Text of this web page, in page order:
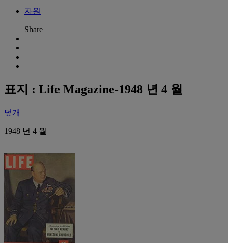
자원
Share
표지 : Life Magazine-1948 년 4 월
덮개
1948 년 4 월